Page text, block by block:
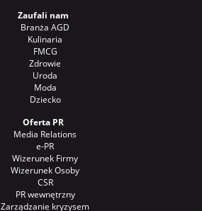
Zaufali nam
Branża AGD
Kulinaria
FMCG
Zdrowie
Uroda
Moda
Dziecko
Oferta PR
Media Relations
e-PR
Wizerunek Firmy
Wizerunek Osoby
CSR
PR wewnętrzny
Zarządzanie kryzysem